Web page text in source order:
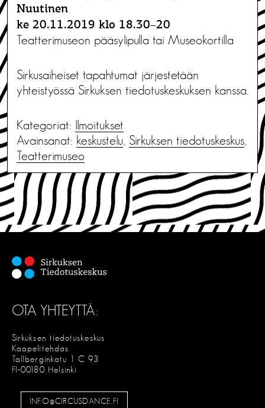
Nuutinen
ke 20.11.2019 klo 18.30–20
Teatterimuseon pääsylipulla tai Museokortilla
Sirkusaiheiset tapahtumat järjestetään
yhteistyössä Sirkuksen tiedotuskeskuksen kanssa.
Kategoriat: Ilmoitukset
Avainsanat: keskustelu, Sirkuksen tiedotuskeskus,
Teatterimuseo
OTA YHTEYTTÄ:
Sirkuksen tiedotuskeskus
Kaapelitehdas
Tallberginkatu 1 C 93
FI-00180 Helsinki
INFO@CIRCUSDANCE.FI